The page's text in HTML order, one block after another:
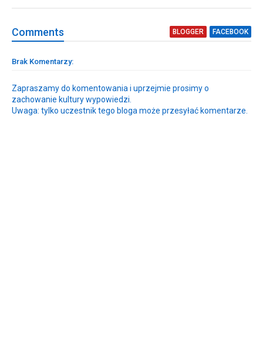
Comments BLOGGER FACEBOOK
Brak Komentarzy:
Zapraszamy do komentowania i uprzejmie prosimy o
zachowanie kultury wypowiedzi.
Uwaga: tylko uczestnik tego bloga może przesyłać komentarze.